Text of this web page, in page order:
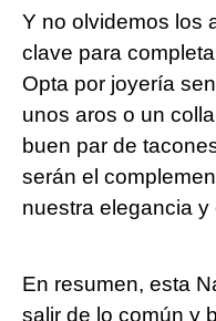
Y no olvidemos los
clave para
Opta por joyería
unos aros o un
buen par de
serán el
nuestra elegancia y
En resumen, esta
salir de lo común y